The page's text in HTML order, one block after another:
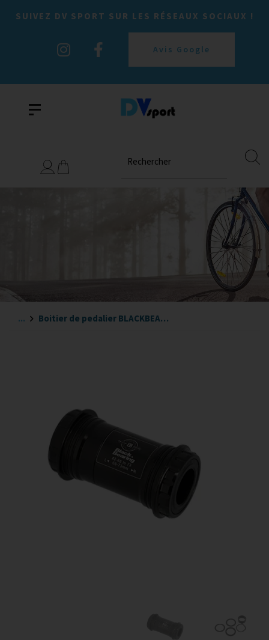
SUIVEZ DV SPORT SUR LES RÉSEAUX SOCIAUX !
Avis Google
Rechercher
... Boitier de pedalier BLACKBEARING